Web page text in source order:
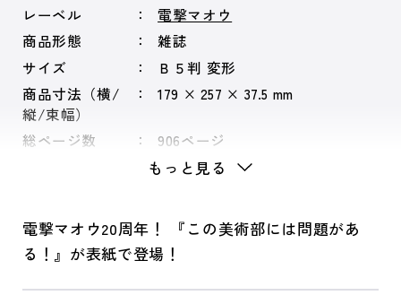
レーベル
電撃マオウ
商品形態
雑誌
サイズ
Ｂ５判 変形
商品寸法（横/
縦/束幅）
179 × 257 × 37.5 mm
総ページ数 906ページ
もっと見る
電撃マオウ20周年！ 『この美術部には問題があ
る！』が表紙で登場！